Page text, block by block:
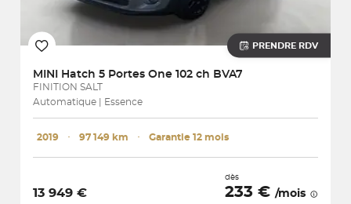
PRENDRE RDV
MINI Hatch 5 Portes One 102 ch BVA7
FINITION SALT
Automatique | Essence
2019 ･ 97 149 km ･ Garantie 12 mois
13 949 €
dès
233 € /mois